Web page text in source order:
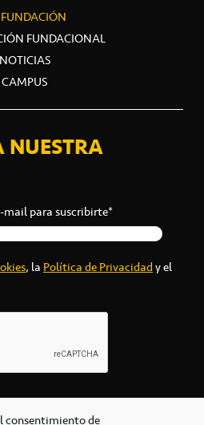
consentimiento de
FUNDACIÓN
FUNDACIONAL
NOTICIAS
CAMPUS
NUESTRA
mail para suscribirte*
, laPolítica de Privacidady el